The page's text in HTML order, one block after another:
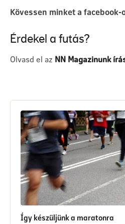
Kövessen minket a facebook-
Érdekel a futás?
Olvasd el az NN Magazinunk
Így készüljünk a maratonra